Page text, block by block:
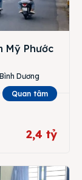
Mỹ Phước
Dương
Quan tâm
2,4 tỷ